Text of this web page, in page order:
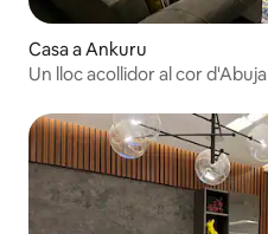
Casa a Ankuru
Un lloc acollidor al cor d'Abuja